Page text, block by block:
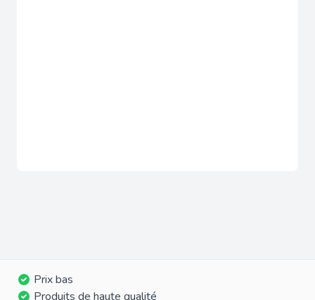
Prix bas
Produits de haute qualité